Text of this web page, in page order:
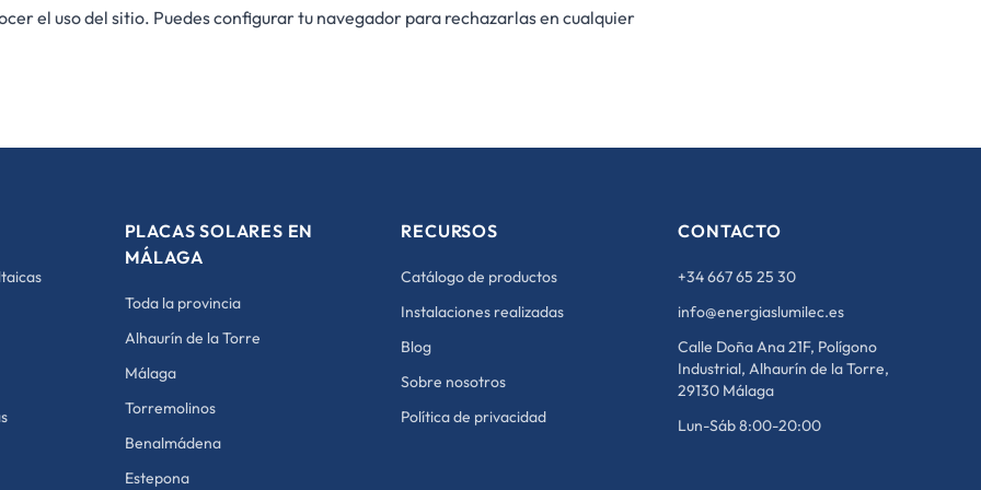
el uso del sitio. Puedes configurar tu navegador para rechazarlas en cualquier
PLACAS SOLARES EN
MÁLAGA
Toda la provincia
Alhaurín de la Torre
Málaga
Torremolinos
Benalmádena
Estepona
RECURSOS
Catálogo de productos
Instalaciones realizadas
Blog
Sobre nosotros
Política de privacidad
CONTACTO
+34 667 65 25 30
info@energiaslumilec.es
Calle Doña Ana 21F, Polígono
Industrial, Alhaurín de la Torre,
29130 Málaga
Lun-Sáb 8:00-20:00